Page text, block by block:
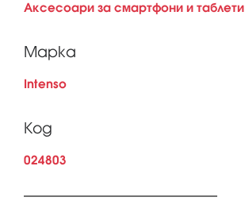
Аксесоари за смартфони и таблети
Марка
Intenso
Код
024803